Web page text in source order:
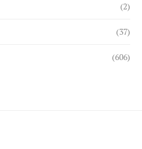
(2)
(37)
(606)